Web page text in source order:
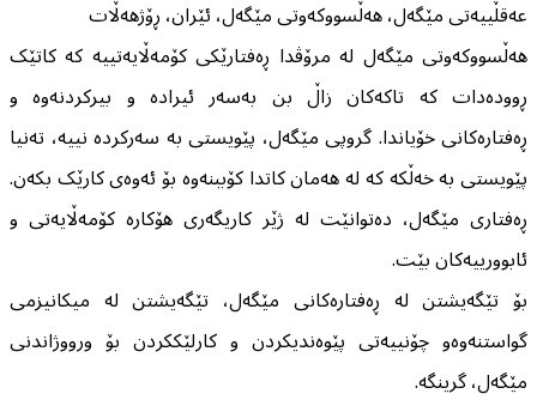
عەقڵییەتی مێگەل، هەڵسووکەوتی مێگەل، ئێران، ڕۆژهەڵات
هەڵسووکەوتی مێگەل لە مرۆڤدا ڕەفتارێکی کۆمەڵایەتییە کە کاتێک
ڕوودەدات کە تاکەکان زاڵ بن بەسەر ئیرادە و بیرکردنەوە و
ڕەفتارەکانی خۆیاندا. گروپی مێگەل، پێویستی بە سەرکردە نییە، تەنیا
پێویستی بە خەڵکە کە لە هەمان کاتدا کۆببنەوە بۆ ئەوەی کارێک بکەن.
ڕەفتاری مێگەل، دەتوانێت لە ژێر کاریگەری هۆکارە کۆمەڵایەتی و
ئابوورییەکان بێت.
بۆ تێگەیشتن لە ڕەفتارەکانی مێگەل، تێگەیشتن لە میکانیزمی
گواستنەوەو چۆنییەتی پێوەندیکردن و کارلێککردن بۆ ورووژاندنی
مێگەل، گرینگە.